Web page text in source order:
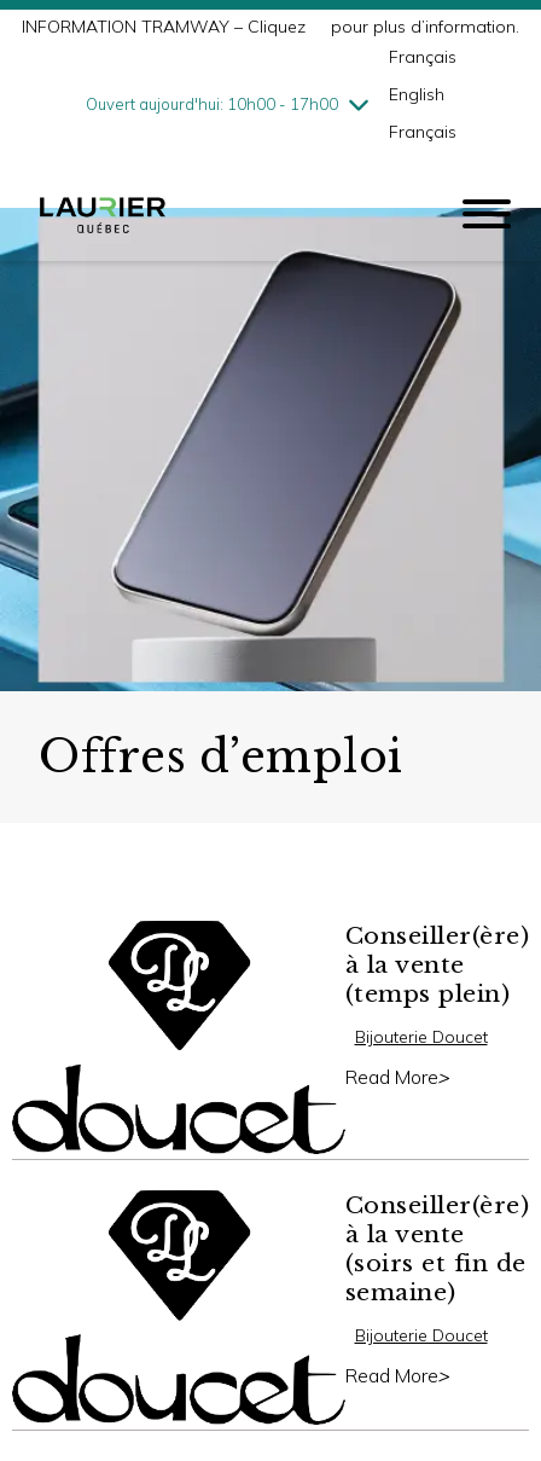
INFORMATION TRAMWAY – Cliquez pour plus d’information.
Ouvert aujourd'hui: 10h00 - 17h00
mercredi7/29
10h00 - 18h00
vendredi7/31
10h00 - 21h00
Français
English
Français
Offres d’emploi
Conseiller(ère)
à la vente
(temps plein)
Bijouterie Doucet
Read More>
Conseiller(ère)
à la vente
(soirs et fin de
semaine)
Bijouterie Doucet
Read More>